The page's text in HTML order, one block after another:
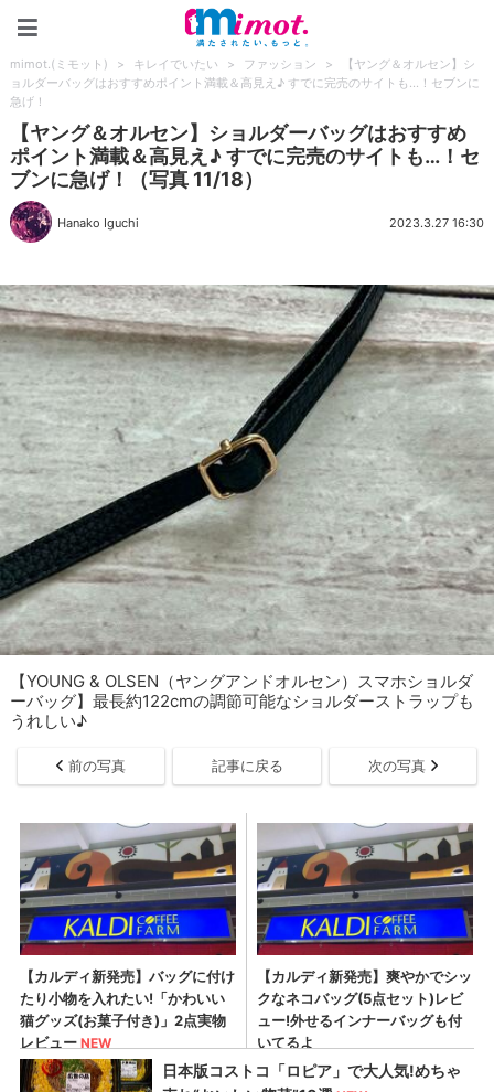
mimot.(ミモット) > キレイでいたい > ファッション >
【ヤング＆オルセン】シ
ョルダーバッグはおすすめポイント満載＆高見え♪ すでに完売のサイトも…！セブンに
急げ！
【ヤング＆オルセン】ショルダーバッグはおすすめ
ポイント満載＆高見え♪ すでに完売のサイトも…！セ
ブンに急げ！（写真 11/18）
Hanako Iguchi 2023.3.27 16:30
【YOUNG & OLSEN（ヤングアンドオルセン）スマホショルダ
ーバッグ】最長約122cmの調節可能なショルダーストラップも
うれしい♪
前の写真 記事に戻る 次の写真